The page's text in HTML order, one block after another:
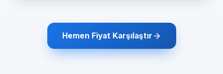
Hemen Fiyat Karşılaştır